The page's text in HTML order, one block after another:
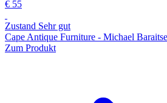
€ 55
Zustand Sehr gut
Cape Antique Furniture - Michael
Zum Produkt